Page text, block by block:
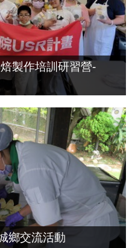
製作培訓研習營-
鄉交流活動